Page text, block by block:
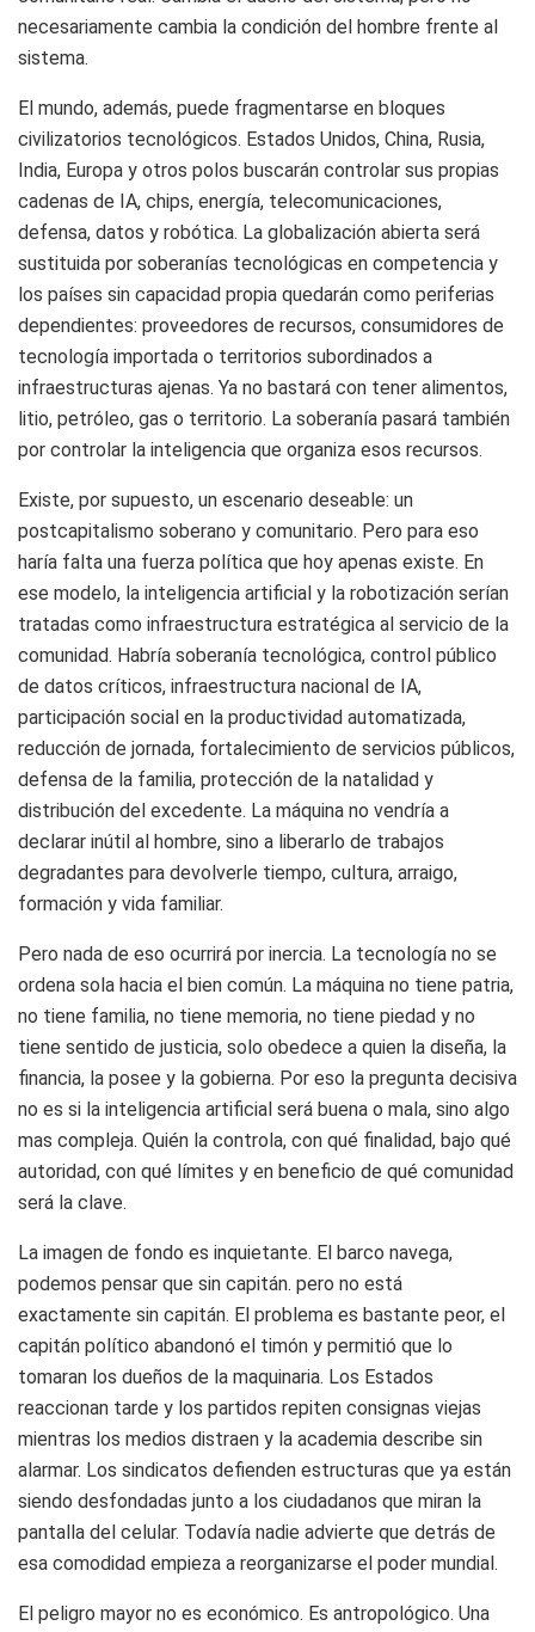
necesariamente cambia la condición del hombre frente al
sistema.
El mundo, además, puede fragmentarse en bloques
civilizatorios tecnológicos. Estados Unidos, China, Rusia,
India, Europa y otros polos buscarán controlar sus propias
cadenas de IA, chips, energía, telecomunicaciones,
defensa, datos y robótica. La globalización abierta será
sustituida por soberanías tecnológicas en competencia y
los países sin capacidad propia quedarán como periferias
dependientes: proveedores de recursos, consumidores de
tecnología importada o territorios subordinados a
infraestructuras ajenas. Ya no bastará con tener alimentos,
litio, petróleo, gas o territorio. La soberanía pasará también
por controlar la inteligencia que organiza esos recursos.
Existe, por supuesto, un escenario deseable: un
postcapitalismo soberano y comunitario. Pero para eso
haría falta una fuerza política que hoy apenas existe. En
ese modelo, la inteligencia artificial y la robotización serían
tratadas como infraestructura estratégica al servicio de la
comunidad. Habría soberanía tecnológica, control público
de datos críticos, infraestructura nacional de IA,
participación social en la productividad automatizada,
reducción de jornada, fortalecimiento de servicios públicos,
defensa de la familia, protección de la natalidad y
distribución del excedente. La máquina no vendría a
declarar inútil al hombre, sino a liberarlo de trabajos
degradantes para devolverle tiempo, cultura, arraigo,
formación y vida familiar.
Pero nada de eso ocurrirá por inercia. La tecnología no se
ordena sola hacia el bien común. La máquina no tiene patria,
no tiene familia, no tiene memoria, no tiene piedad y no
tiene sentido de justicia, solo obedece a quien la diseña, la
financia, la posee y la gobierna. Por eso la pregunta decisiva
no es si la inteligencia artificial será buena o mala, sino algo
mas compleja. Quién la controla, con qué finalidad, bajo qué
autoridad, con qué límites y en beneficio de qué comunidad
será la clave.
La imagen de fondo es inquietante. El barco navega,
podemos pensar que sin capitán. pero no está
exactamente sin capitán. El problema es bastante peor, el
capitán político abandonó el timón y permitió que lo
tomaran los dueños de la maquinaria. Los Estados
reaccionan tarde y los partidos repiten consignas viejas
mientras los medios distraen y la academia describe sin
alarmar. Los sindicatos defienden estructuras que ya están
siendo desfondadas junto a los ciudadanos que miran la
pantalla del celular. Todavía nadie advierte que detrás de
esa comodidad empieza a reorganizarse el poder mundial.
El peligro mayor no es económico. Es antropológico. Una